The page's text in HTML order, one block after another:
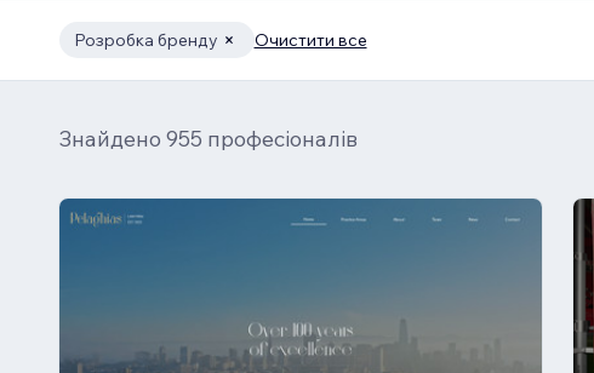
Розробка бренду Очистити все
Знайдено 955 професіоналів